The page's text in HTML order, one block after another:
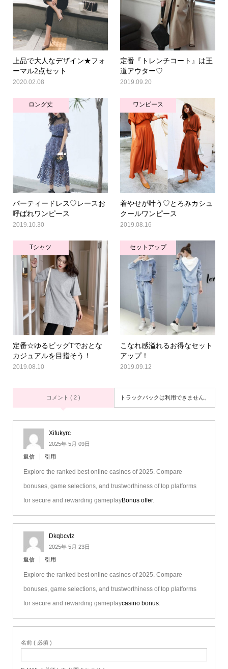
上品で大人なデザイン★フォ
ーマル2点セット
2020.02.08
定番『トレンチコート』は王
道アウター♡
2019.09.20
ロング丈
パーティードレス♡レースお
呼ばれワンピース
2019.10.30
ワンピース
着やせが叶う♡とろみカシュ
クールワンピース
2019.08.16
Tシャツ
定番☆ゆるビッグTでおとな
カジュアルを目指そう！
2019.08.10
セットアップ
こなれ感溢れるお得なセット
アップ！
2019.09.12
コメント ( 2 ) トラックバックは利用できません。
Xifukyrc
2025年 5月 09日
返信 引用
Explore the ranked best online casinos of 2025. Compare
bonuses, game selections, and trustworthiness of top platforms
for secure and rewarding gameplayBonus offer.
Dkqbcvlz
2025年 5月 23日
返信 引用
Explore the ranked best online casinos of 2025. Compare
bonuses, game selections, and trustworthiness of top platforms
for secure and rewarding gameplaycasino bonus.
名前 ( 必須 )